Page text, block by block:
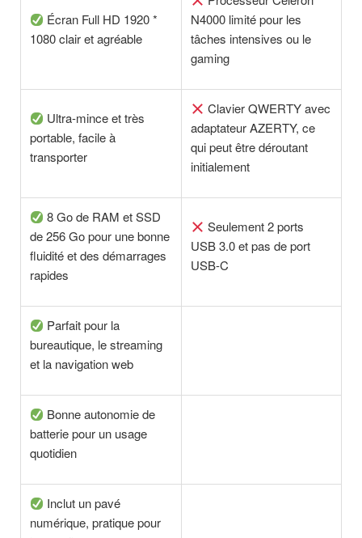
Écran Full HD 1920 *
1080 clair et agréable
N4000 limité pour les
tâches intensives ou le
gaming
Ultra-mince et très
portable, facile à
transporter
Clavier QWERTY avec
adaptateur AZERTY, ce
qui peut être déroutant
initialement
8 Go de RAM et SSD
de 256 Go pour une bonne
fluidité et des démarrages
rapides
Seulement 2 ports
USB 3.0 et pas de port
USB-C
Parfait pour la
bureautique, le streaming
et la navigation web
Bonne autonomie de
batterie pour un usage
quotidien
Inclut un pavé
numérique, pratique pour